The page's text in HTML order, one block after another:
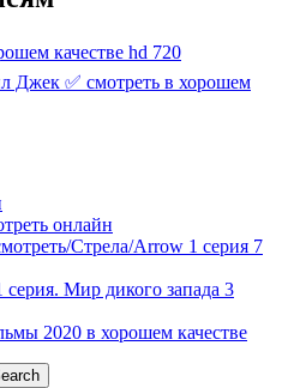
качестве hd 720
Джек ✅ смотреть в хорошем
онлайн
Стрела/Arrow 1 серия 7
Мир дикого запада 3
2020 в хорошем качестве